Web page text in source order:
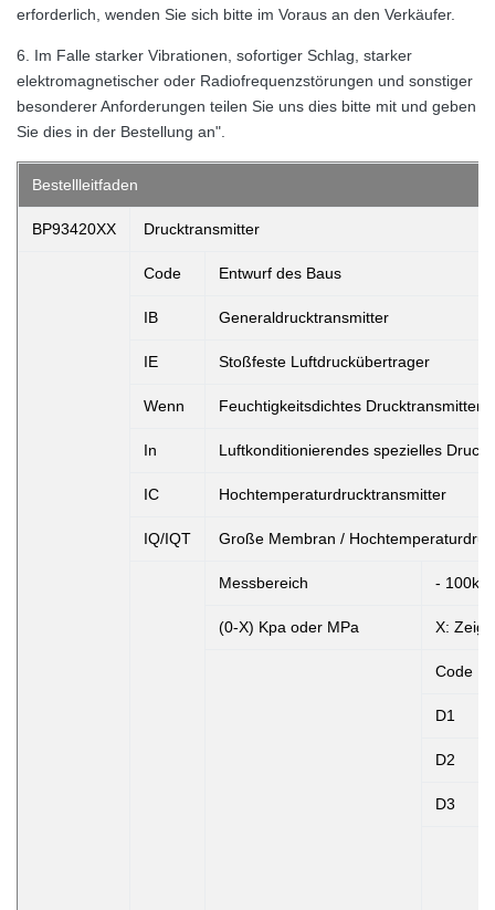
erforderlich, wenden Sie sich bitte im Voraus an den Verkäufer.
6. Im Falle starker Vibrationen, sofortiger Schlag, starker
elektromagnetischer oder Radiofrequenzstörungen und sonstiger
besonderer Anforderungen teilen Sie uns dies bitte mit und geben
Sie dies in der Bestellung an".
Bestellleitfaden
BP93420XX Drucktransmitter
Code Entwurf des Baus
IB Generaldrucktransmitter
IE Stoßfeste Luftdruckübertrager
Wenn Feuchtigkeitsdichtes Drucktransmitter
In Luftkonditionierendes spezielles
IC Hochtemperaturdrucktransmitter
IQ/IQT Große Membran /
Messbereich -
(0-X) Kpa oder MPa X: Zeigt
Code
D1
D2
D3